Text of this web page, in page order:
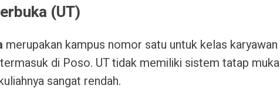
(UT)
merupakan kampus nomor satu untuk kelas karyawan
di Poso. UT tidak memiliki sistem tatap muka
sangat rendah.